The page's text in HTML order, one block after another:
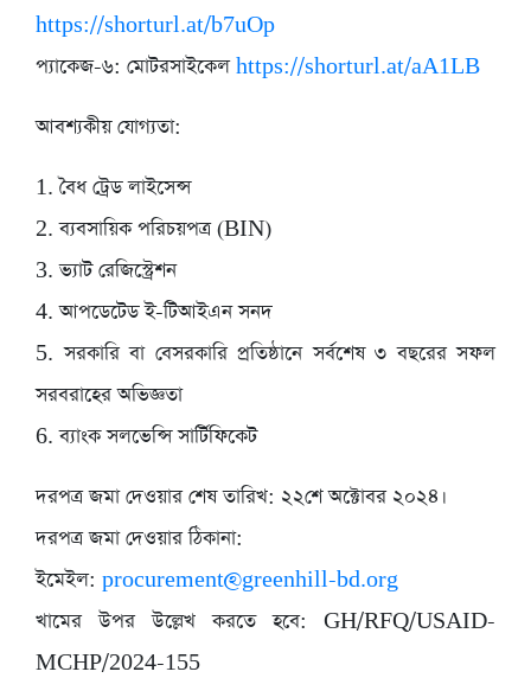
https://shorturl.at/b7uOp
প্যাকেজ-৬: মোটরসাইকেলhttps://shorturl.at/aA1LB
আবশ্যকীয় যোগ্যতা:
1. বৈধ ট্রেড লাইসেন্স
2. ব্যবসায়িক পরিচয়পত্র (BIN)
3. ভ্যাট রেজিস্ট্রেশন
4. আপডেটেড ই-টিআইএন সনদ
5. সরকারি বা বেসরকারি প্রতিষ্ঠানে সর্বশেষ ৩ বছরের সফল
সরবরাহের অভিজ্ঞতা
6. ব্যাংক সলভেন্সি সার্টিফিকেট
দরপত্র জমা দেওয়ার শেষ তারিখ: ২২শে অক্টোবর ২০২৪।
দরপত্র জমা দেওয়ার ঠিকানা:
ইমেইল: procurement@greenhill-bd.org
খামের উপর উল্লেখ করতে হবে: GH/RFQ/USAID-
MCHP/2024-155